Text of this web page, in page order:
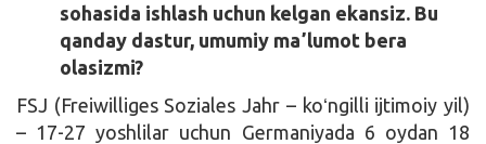
sohasida ishlash uchun kelgan ekansiz. Bu
qanday dastur, umumiy maʼlumot bera
olasizmi?
FSJ (Freiwilliges Soziales Jahr – koʻngilli ijtimoiy yil)
– 17-27 yoshlilar uchun Germaniyada 6 oydan 18